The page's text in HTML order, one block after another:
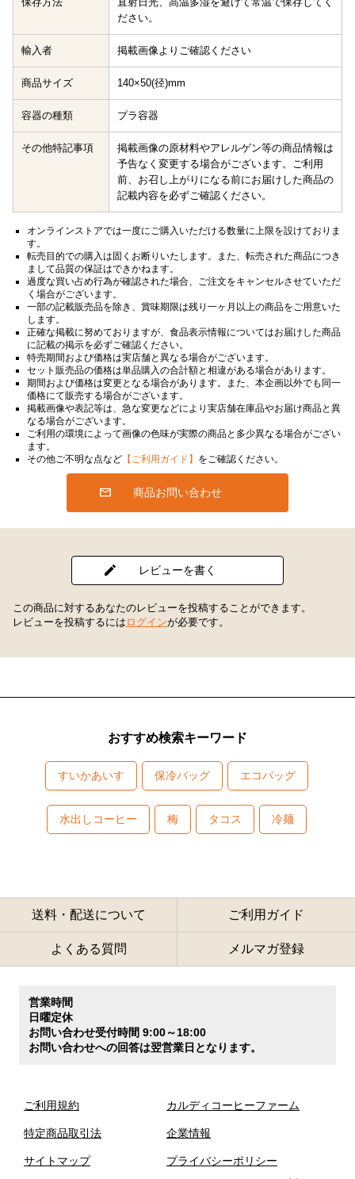
ださい。
輸入者 掲載画像よりご確認ください
商品サイズ 140×50(径)mm
容器の種類 プラ容器
その他特記事項
掲載画像の原材料やアレルゲン等の商品情報は
予告なく変更する場合がございます。ご利用
前、お召し上がりになる前にお届けした商品の
記載内容を必ずご確認ください。
オンラインストアでは一度にご購入いただける数量に上限を設けておりま
す。
転売目的での購入は固くお断りいたします。また、転売された商品につき
まして品質の保証はできかねます。
過度な買い占め行為が確認された場合、ご注文をキャンセルさせていただ
く場合がございます。
一部の記載販売品を除き、賞味期限は残り一ヶ月以上の商品をご用意いた
します。
正確な掲載に努めておりますが、食品表示情報についてはお届けした商品
に記載の掲示を必ずご確認ください。
特売期間および価格は実店舗と異なる場合がございます。
セット販売品の価格は単品購入の合計額と相違がある場合があります。
期間および価格は変更となる場合があります。また、本企画以外でも同一
価格にて販売する場合がございます。
掲載画像や表記等は、急な変更などにより実店舗在庫品やお届け商品と異
なる場合がございます。
ご利用の環境によって画像の色味が実際の商品と多少異なる場合がござい
ます。
その他ご不明な点など 【ご利用ガイド】 をご確認ください。
商品お問い合わせ
レビューを書く
この商品に対するあなたのレビューを投稿することができます。
レビューを投稿するには ログインが必要です。
おすすめ検索キーワード
すいかあいす 保冷バッグ エコバッグ
水出しコーヒー 梅 タコス 冷麺
送料・配送について ご利用ガイド
よくある質問 メルマガ登録
営業時間
日曜定休
お問い合わせ受付時間 9:00～18:00
お問い合わせへの回答は翌営業日となります。
ご利用規約
特定商品取引法
サイトマップ
カルディコーヒーファーム
企業情報
プライバシーポリシー